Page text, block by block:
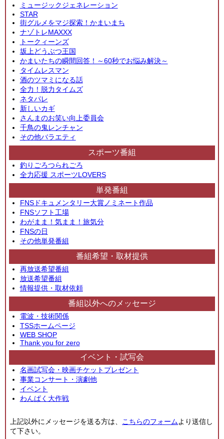
ミュージックジェネレーション
STAR
街グルメをマジ探索！かまいまち
ナゾトレMAXXX
トークィーンズ
坂上どうぶつ王国
かまいたちの瞬間回答！～60秒でお悩み解決～
タイムレスマン
酒のツマミになる話
全力！脱力タイムズ
ネタパレ
新しいカギ
さんまのお笑い向上委員会
千鳥の鬼レンチャン
その他バラエティ
スポーツ番組
釣りごろつられごろ
全力応援 スポーツLOVERS
単発番組
FNSドキュメンタリー大賞ノミネート作品
FNSソフト工場
わがまま！気まま！旅気分
FNSの日
その他単発番組
番組希望・取材提供
再放送希望番組
放送希望番組
情報提供・取材依頼
番組以外へのメッセージ
電波・技術関係
TSSホームページ
WEB SHOP
Thank you for zero
イベント・試写会
名画試写会・映画チケットプレゼント
事業コンサート・演劇他
イベント
わんぱく大作戦
上記以外にメッセージを送る方は、 こちらのフォームより送信し
て下さい。